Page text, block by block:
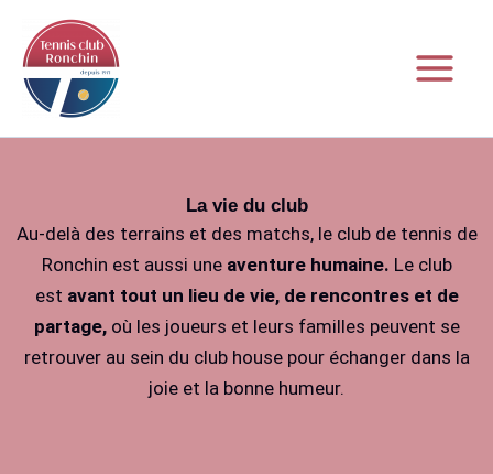
contenu
La vie du club
Au-delà des terrains et des matchs, le club de tennis de
Ronchin est aussi une aventure humaine. Le club
est avant tout un lieu de vie, de rencontres et de
partage, où les joueurs et leurs familles peuvent se
retrouver au sein du club house pour échanger dans la
joie et la bonne humeur.